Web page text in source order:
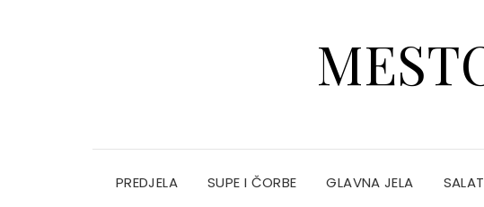
PREDJELA SUPE I ČORBE GLAVNA JELA